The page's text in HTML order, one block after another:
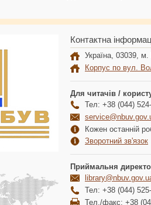
Контактна
Україна, 03039, м.
Корпус по вул.
Для читачів /
Тел: +38 (044)
Кожен останній
Зворотний зв'язок
Приймальня
Тел: +38 (044)
Тел./факс: +38